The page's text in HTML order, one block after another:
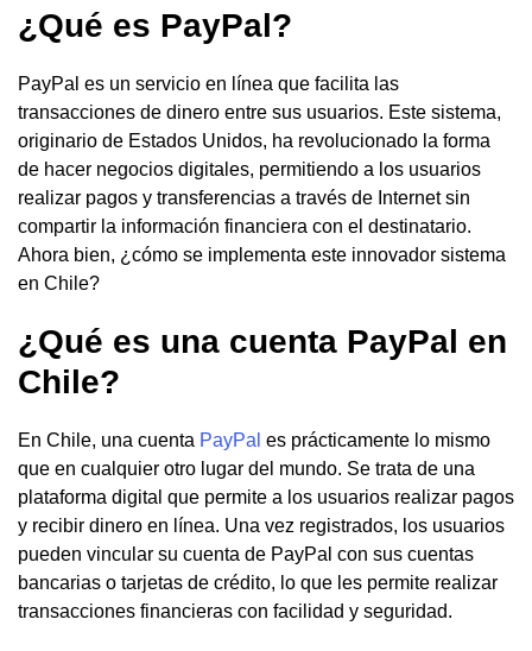
¿Qué es PayPal?
PayPal es un servicio en línea que facilita las
transacciones de dinero entre sus usuarios. Este sistema,
originario de Estados Unidos, ha revolucionado la forma
de hacer negocios digitales, permitiendo a los usuarios
realizar pagos y transferencias a través de Internet sin
compartir la información financiera con el destinatario.
Ahora bien, ¿cómo se implementa este innovador sistema
en Chile?
¿Qué es una cuenta PayPal en
Chile?
En Chile, una cuenta PayPal es prácticamente lo mismo
que en cualquier otro lugar del mundo. Se trata de una
plataforma digital que permite a los usuarios realizar pagos
y recibir dinero en línea. Una vez registrados, los usuarios
pueden vincular su cuenta de PayPal con sus cuentas
bancarias o tarjetas de crédito, lo que les permite realizar
transacciones financieras con facilidad y seguridad.